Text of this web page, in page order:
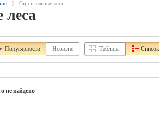
Строительные леса
леса
Популярности Новизне Таблица Список
не найдено